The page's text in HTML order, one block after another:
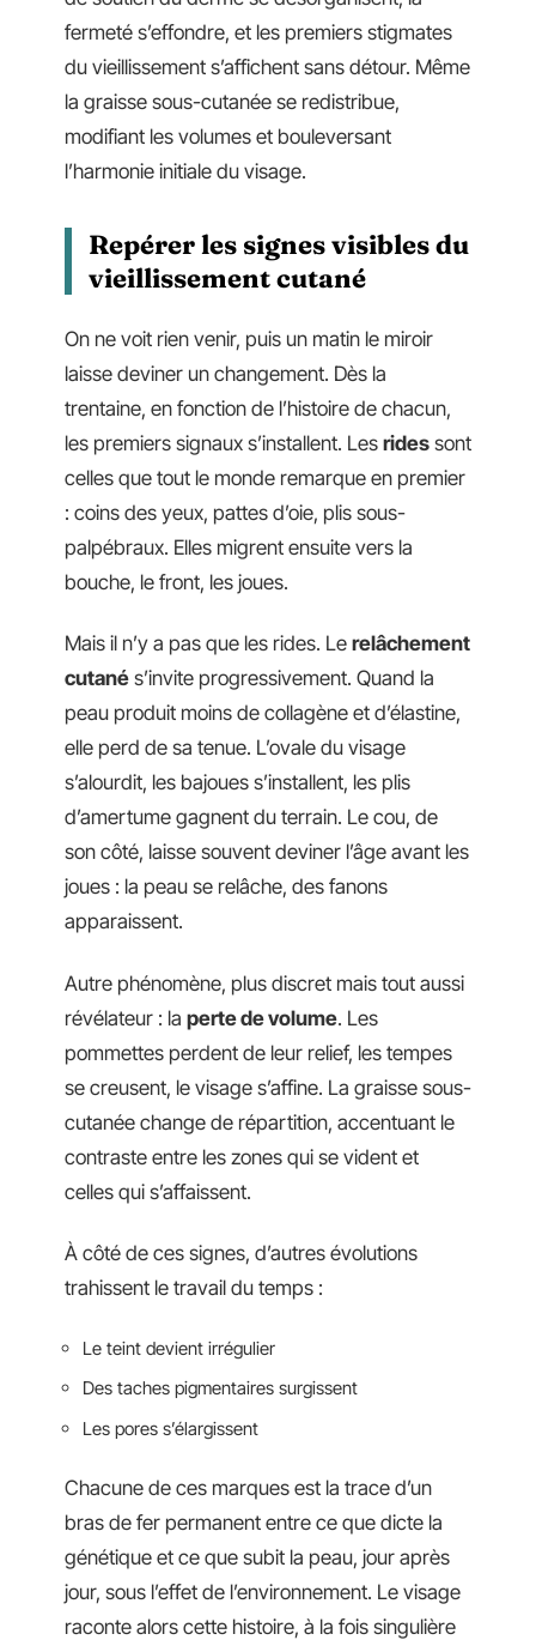
fermeté s’effondre, et les premiers stigmates
du vieillissement s’affichent sans détour. Même
la graisse sous-cutanée se redistribue,
modifiant les volumes et bouleversant
l’harmonie initiale du visage.
Repérer les signes visibles du
vieillissement cutané
On ne voit rien venir, puis un matin le miroir
laisse deviner un changement. Dès la
trentaine, en fonction de l’histoire de chacun,
les premiers signaux s’installent. Les rides sont
celles que tout le monde remarque en premier
: coins des yeux, pattes d’oie, plis sous-
palpébraux. Elles migrent ensuite vers la
bouche, le front, les joues.
Mais il n’y a pas que les rides. Le relâchement
cutané s’invite progressivement. Quand la
peau produit moins de collagène et d’élastine,
elle perd de sa tenue. L’ovale du visage
s’alourdit, les bajoues s’installent, les plis
d’amertume gagnent du terrain. Le cou, de
son côté, laisse souvent deviner l’âge avant les
joues : la peau se relâche, des fanons
apparaissent.
Autre phénomène, plus discret mais tout aussi
révélateur : la perte de volume. Les
pommettes perdent de leur relief, les tempes
se creusent, le visage s’affine. La graisse sous-
cutanée change de répartition, accentuant le
contraste entre les zones qui se vident et
celles qui s’affaissent.
À côté de ces signes, d’autres évolutions
trahissent le travail du temps :
Le teint devient irrégulier
Des taches pigmentaires surgissent
Les pores s’élargissent
Chacune de ces marques est la trace d’un
bras de fer permanent entre ce que dicte la
génétique et ce que subit la peau, jour après
jour, sous l’effet de l’environnement. Le visage
raconte alors cette histoire, à la fois singulière